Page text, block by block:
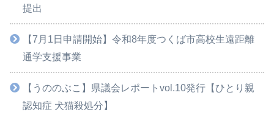
提出
【7月1日申請開始】令和8年度つくば市高校生遠距離
通学支援事業
【うののぶこ】県議会レポートvol.10発行【ひとり親
認知症 犬猫殺処分】